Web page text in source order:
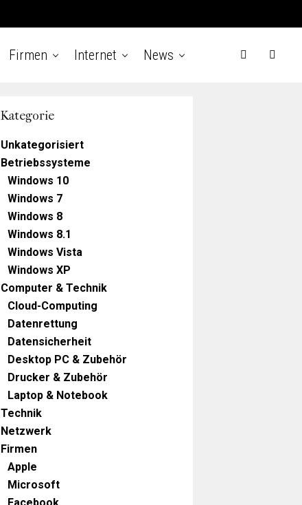
Firmen Internet News
Kategorie
Unkategorisiert
Betriebssysteme
Windows 10
Windows 7
Windows 8
Windows 8.1
Windows Vista
Windows XP
Computer & Technik
Cloud-Computing
Datenrettung
Datensicherheit
Desktop PC & Zubehör
Drucker & Zubehör
Laptop & Notebook
Technik
Netzwerk
Firmen
Apple
Microsoft